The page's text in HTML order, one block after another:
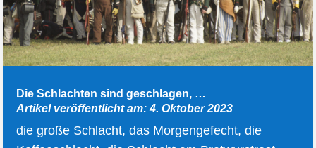
Die Schlachten sind geschlagen, …
Artikel veröffentlicht am: 4. Oktober 2023
die große Schlacht, das Morgengefecht, die